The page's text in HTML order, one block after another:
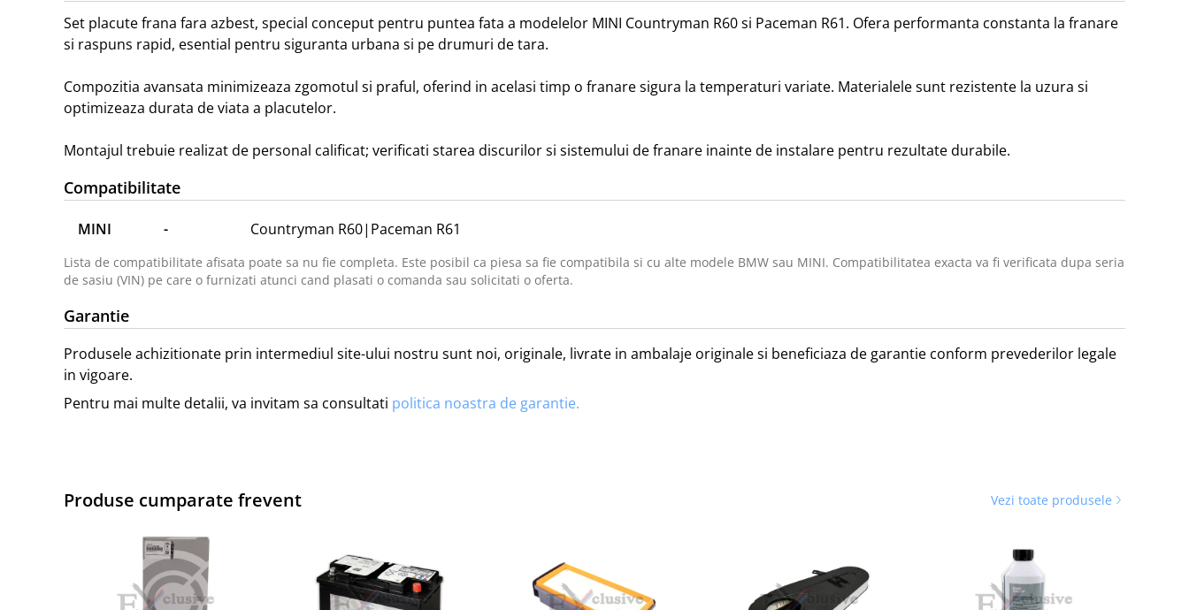
Set placute frana fara azbest, special conceput pentru puntea fata a modelelor MINI Countryman R60 si Paceman R61. Ofera performanta constanta la franare
si raspuns rapid, esential pentru siguranta urbana si pe drumuri de tara.
Compozitia avansata minimizeaza zgomotul si praful, oferind in acelasi timp o franare sigura la temperaturi variate. Materialele sunt rezistente la uzura si
optimizeaza durata de viata a placutelor.
Montajul trebuie realizat de personal calificat; verificati starea discurilor si sistemului de franare inainte de instalare pentru rezultate durabile.
Compatibilitate
MINI - Countryman R60| Paceman R61
Lista de compatibilitate afisata poate sa nu fie completa. Este posibil ca piesa sa fie compatibila si cu alte modele BMW sau MINI. Compatibilitatea exacta va fi verificata dupa seria
de sasiu (VIN) pe care o furnizati atunci cand plasati o comanda sau solicitati o oferta.
Garantie
Produsele achizitionate prin intermediul site-ului nostru sunt noi, originale, livrate in ambalaje originale si beneficiaza de garantie conform prevederilor legale
in vigoare.
Pentru mai multe detalii, va invitam sa consultati politica noastra de garantie.
Produse cumparate frevent Vezi toate produsele